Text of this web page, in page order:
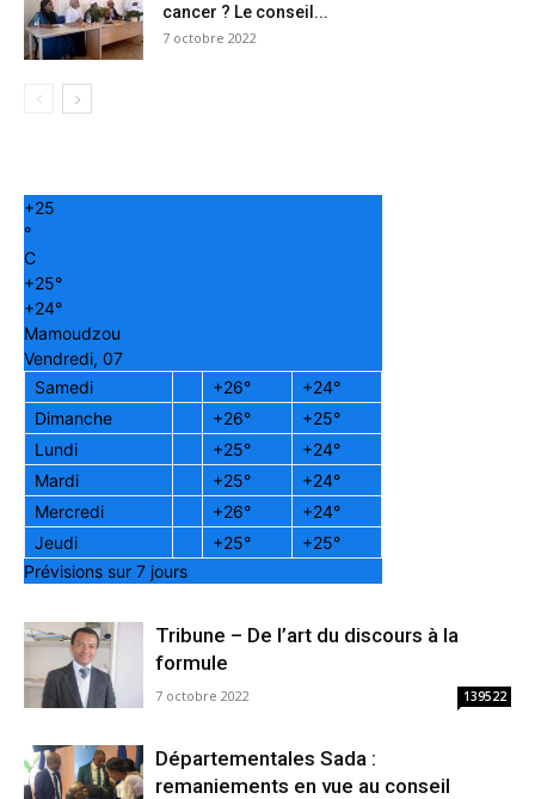
cancer ? Le conseil...
7 octobre 2022
+25
°
C
+25°
+24°
Mamoudzou
Vendredi, 07
Samedi
+26° +24°
Dimanche
+26° +25°
Lundi
+25° +24°
Mardi
+25° +24°
Mercredi
+26° +24°
Jeudi
+25° +25°
Prévisions sur 7 jours
Tribune – De l’art du discours à la
formule
7 octobre 2022 139522
Départementales Sada :
remaniements en vue au conseil